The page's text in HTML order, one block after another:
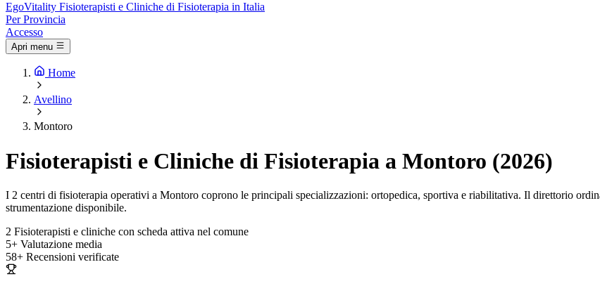
EgoVitality Fisioterapisti e Cliniche di Fisioterapia in Italia
Per Provincia
Accesso
Apri menu
Home
Avellino
Montoro
Fisioterapisti e Cliniche di Fisioterapia a Montoro (2026)
I 2 centri di fisioterapia operativi a Montoro coprono le principali specializzazioni: ortopedica, sportiva e riabilitativa. Il direttorio
strumentazione disponibile.
2 Fisioterapisti e cliniche con scheda attiva nel comune
5+ Valutazione media
58+ Recensioni verificate